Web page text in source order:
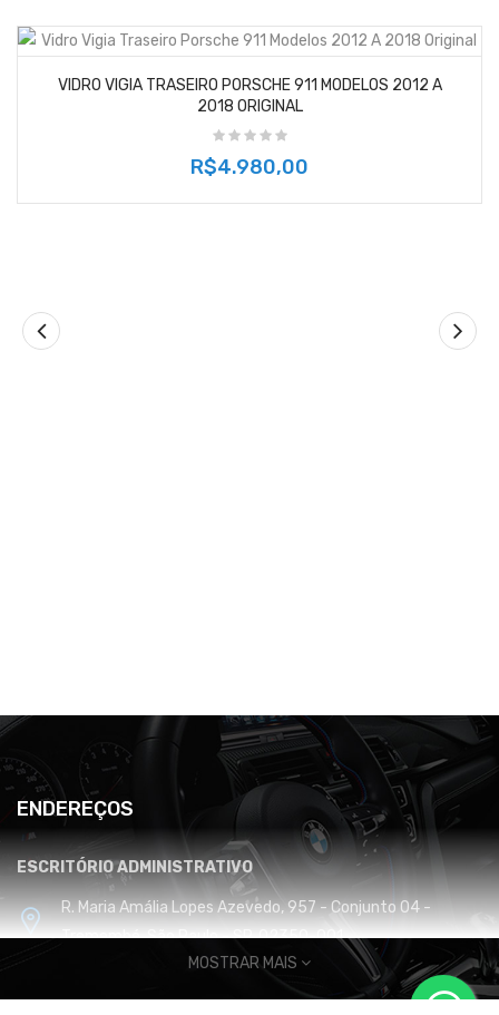
VIDRO VIGIA TRASEIRO PORSCHE 911 MODELOS 2012 A
2018 ORIGINAL
R$4.980,00
ENDEREÇOS
ESCRITÓRIO ADMINISTRATIVO
R. Maria Amália Lopes Azevedo, 957 - Conjunto 04 -
Tremembé, São Paulo - SP, 02350-001
CENTRO DE DISTRIBUIÇÃO E LOGÍSTICA
MOSTRAR MAIS